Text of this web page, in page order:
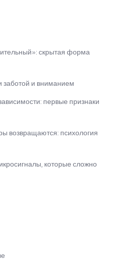
скрытая форма
заботой и вниманием
первые признаки
возвращаются: психология
которые сложно